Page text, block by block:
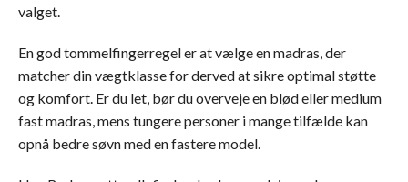
valget.
En god tommelfingerregel er at vælge en madras, der
matcher din vægtklasse for derved at sikre optimal støtte
og komfort. Er du let, bør du overveje en blød eller medium
fast madras, mens tungere personer i mange tilfælde kan
opnå bedre søvn med en fastere model.